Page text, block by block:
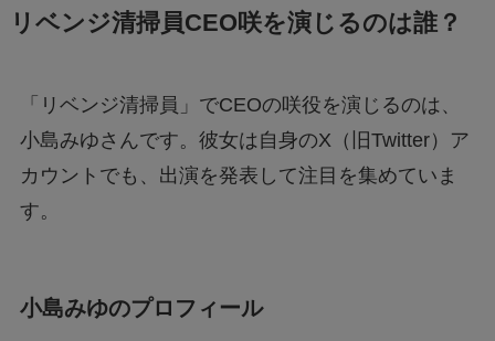
FIFAワールドカップ2026はどこで見れる？配
BeReal 無制限はいつまで？終わりはいつな
の？注意事項についても
モンストナルトコラボは引いたほうがいい？性
リベンジ清掃員CEO咲を演じるのは誰？
「リベンジ清掃員」でCEOの咲役を演じるのは、
小島みゆさんです。彼女は自身のX（旧Twitter）ア
カウントでも、出演を発表して注目を集めていま
す。
小島みゆのプロフィール